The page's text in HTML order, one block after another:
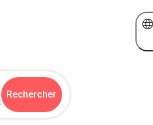
Rechercher